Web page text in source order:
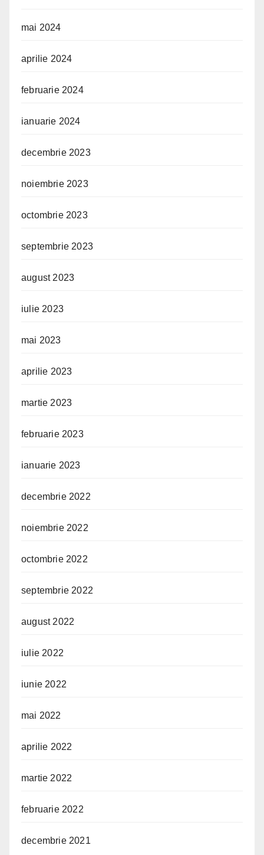
mai 2024
aprilie 2024
februarie 2024
ianuarie 2024
decembrie 2023
noiembrie 2023
octombrie 2023
septembrie 2023
august 2023
iulie 2023
mai 2023
aprilie 2023
martie 2023
februarie 2023
ianuarie 2023
decembrie 2022
noiembrie 2022
octombrie 2022
septembrie 2022
august 2022
iulie 2022
iunie 2022
mai 2022
aprilie 2022
martie 2022
februarie 2022
decembrie 2021